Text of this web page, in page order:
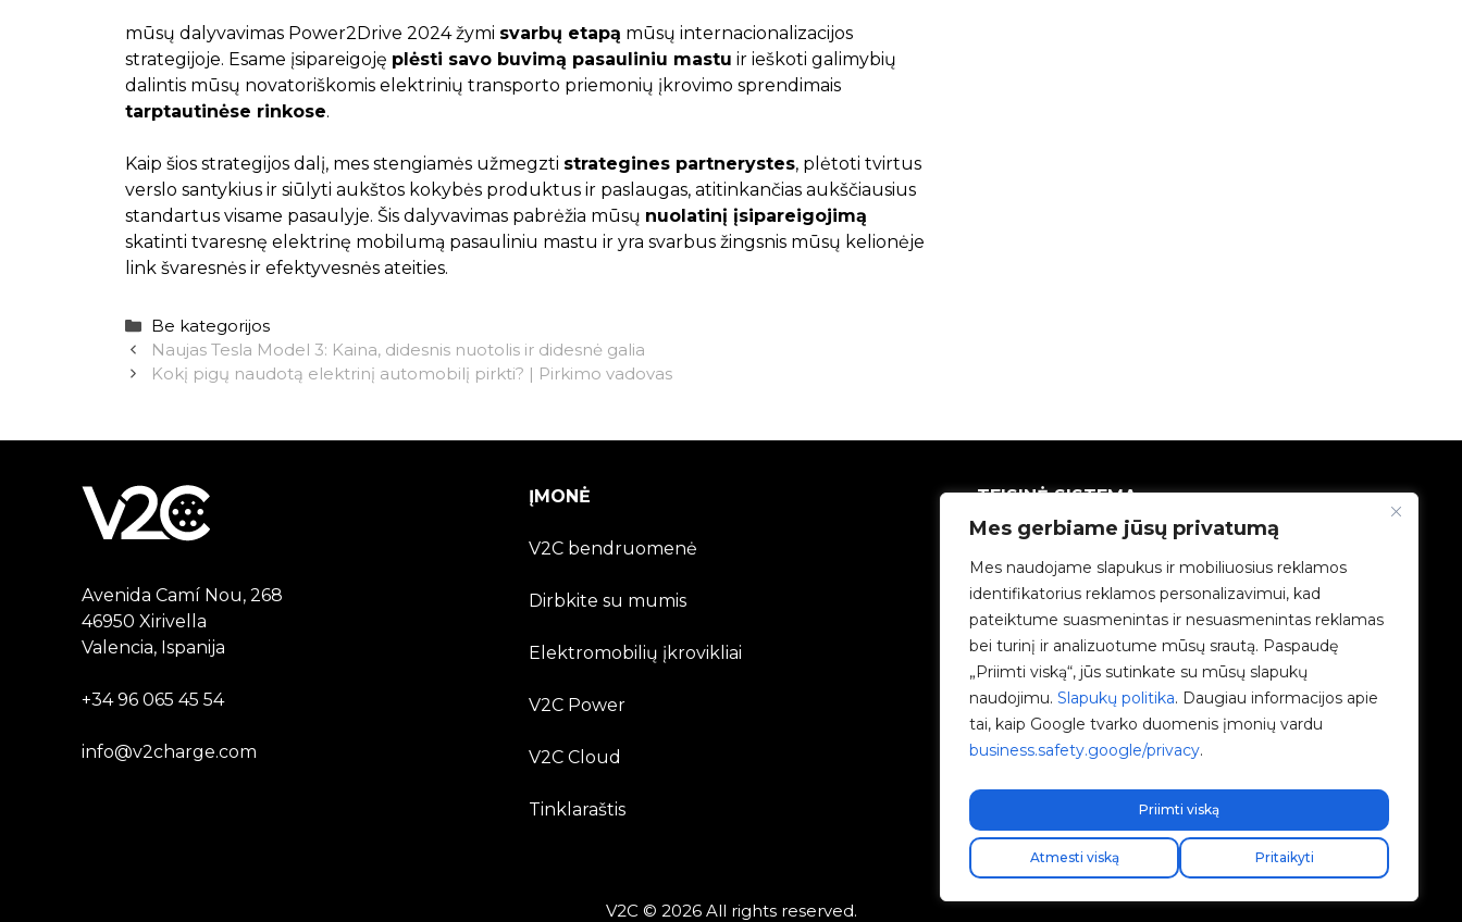
Mes gerbiame jūsų privatumą
Mes naudojame slapukus ir mobiliuosius reklamos
identifikatorius reklamos personalizavimui, kad
pateiktume suasmenintas ir nesuasmenintas reklamas
bei turinį ir analizuotume mūsų srautą. Paspaudę
„Priimti viską“, jūs sutinkate su mūsų slapukų
naudojimu. Slapukų politika. Daugiau informacijos apie
tai, kaip Google tvarko duomenis įmonių vardu
business.safety.google/privacy.
Pritaikyti
Atmesti viską
Priimti viską
mūsų dalyvavimas Power2Drive 2024 žymi svarbų etapą mūsų internacionalizacijos
strategijoje. Esame įsipareigoję plėsti savo buvimą pasauliniu mastu ir ieškoti galimybių
dalintis mūsų novatoriškomis elektrinių transporto priemonių įkrovimo sprendimais
tarptautinėse rinkose.
Kaip šios strategijos dalį, mes stengiamės užmegzti strategines partnerystes, plėtoti tvirtus
verslo santykius ir siūlyti aukštos kokybės produktus ir paslaugas, atitinkančias aukščiausius
standartus visame pasaulyje. Šis dalyvavimas pabrėžia mūsų nuolatinį įsipareigojimą
skatinti tvaresnę elektrinę mobilumą pasauliniu mastu ir yra svarbus žingsnis mūsų kelionėje
link švaresnės ir efektyvesnės ateities.
Kategorijos
Be kategorijos
Naujas Tesla Model 3: Kaina, didesnis nuotolis ir didesnė galia
Kokį pigų naudotą elektrinį automobilį pirkti? | Pirkimo vadovas
Avenida Camí Nou, 268
46950 Xirivella
Valencia, Ispanija
+34 96 065 45 54
info@v2charge.com
ĮMONĖ
V2C bendruomenė
Dirbkite su mumis
Elektromobilių įkrovikliai
V2C Power
V2C Cloud
Tinklaraštis
TEISINĖ SISTEMA
Teisinė informacija
Slapukų politika
Etikos kanalas
Kokybės politika
V2C © 2026 All rights reserved.